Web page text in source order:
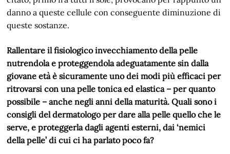
danno a queste cellule con conseguente diminuzione di
queste sostanze.
Rallentare il fisiologico invecchiamento della pelle
nutrendola e proteggendola adeguatamente sin dalla
giovane età è sicuramente uno dei modi più efficaci per
ritrovarsi con una pelle tonica ed elastica – per quanto
possibile – anche negli anni della maturità. Quali sono i
consigli del dermatologo per dare alla pelle quello che le
serve, e proteggerla dagli agenti esterni, dai ‘nemici
della pelle’ di cui ci ha parlato poco fa?